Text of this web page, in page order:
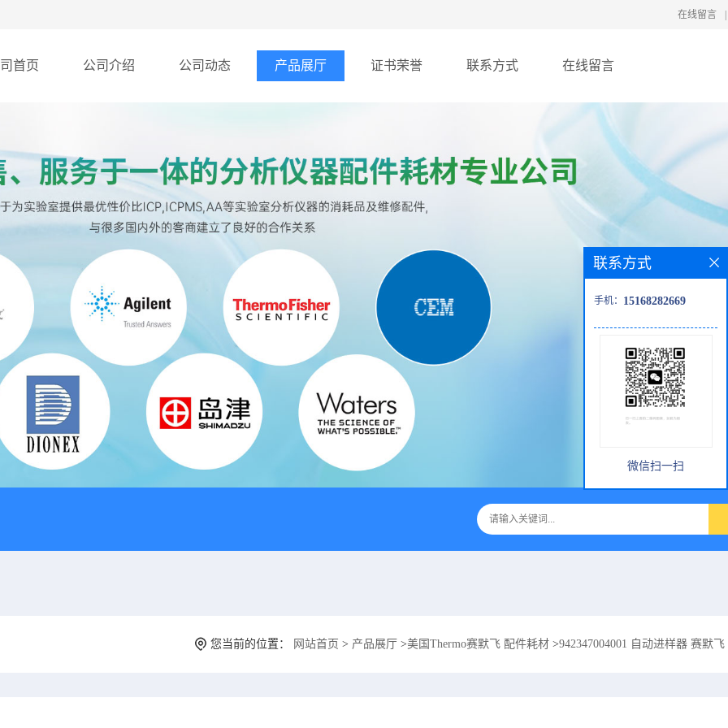
在线留言
首页 公司介绍 公司动态 产品展厅 证书荣誉 联系方式 在线留言
您当前的位置： 网站首页 > 产品展厅 >美国Thermo赛默飞 配件耗材 >942347004001 自动进样器 赛默
联系方式
手机： 15168282669
微信扫一扫